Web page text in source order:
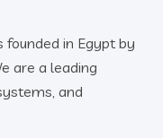
founded in Egypt by
are a leading
and